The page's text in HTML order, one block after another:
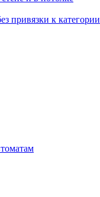
привязки к категории